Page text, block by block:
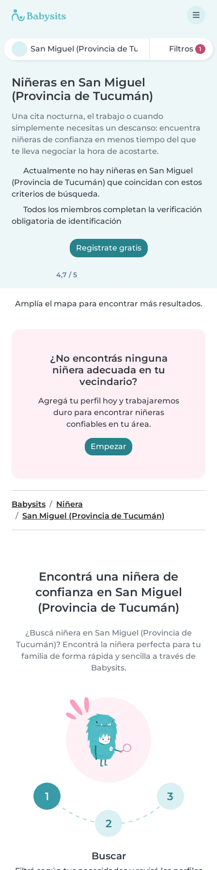
Filtros 1
Niñeras en San Miguel
(Provincia de Tucumán)
Una cita nocturna, el trabajo o cuando
simplemente necesitas un descanso: encuentra
niñeras de confianza en menos tiempo del que
te lleva negociar la hora de acostarte.
Actualmente no hay niñeras en San Miguel
(Provincia de Tucumán) que coincidan con estos
criterios de búsqueda.
Todos los miembros completan la verificación
obligatoria de identificación
Registrate gratis
4,7 / 5
Amplía el mapa para encontrar más resultados.
¿No encontrás ninguna
niñera adecuada en tu
vecindario?
Agregá tu perfil hoy y trabajaremos
duro para encontrar niñeras
confiables en tu área.
Empezar
Babysits
Niñera
San Miguel (Provincia de Tucumán)
Encontrá una niñera de
confianza en San Miguel
(Provincia de Tucumán)
¿Buscá niñera en San Miguel (Provincia de
Tucumán)? Encontrá la niñera perfecta para tu
familia de forma rápida y sencilla a través de
Babysits.
1
2
3
Buscar